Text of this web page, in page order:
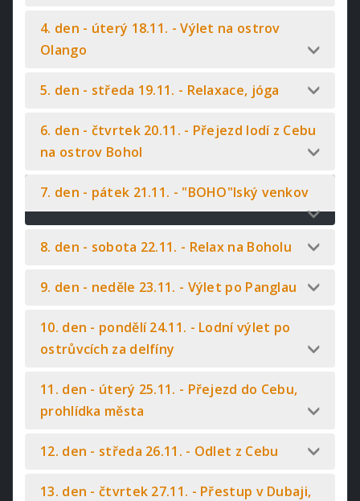
4. den - úterý 18.11. - Výlet na ostrov
Olango
5. den - středa 19.11. - Relaxace, jóga
6. den - čtvrtek 20.11. - Přejezd lodí z Cebu
na ostrov Bohol
7. den - pátek 21.11. - "BOHO"lský venkov
8. den - sobota 22.11. - Relax na Boholu
9. den - neděle 23.11. - Výlet po Panglau
10. den - pondělí 24.11. - Lodní výlet po
ostrůvcích za delfíny
11. den - úterý 25.11. - Přejezd do Cebu,
prohlídka města
12. den - středa 26.11. - Odlet z Cebu
13. den - čtvrtek 27.11. - Přestup v Dubaji,